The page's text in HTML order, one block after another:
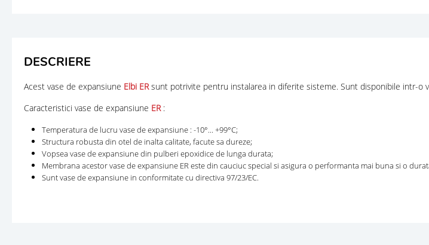
DESCRIERE
Acest vase de expansiune Elbi ER sunt potrivite pentru instalarea in diferite sisteme. Sunt disponibile intr-o
Caracteristici vase de expansiune ER :
Temperatura de lucru vase de expansiune : -10°... +99°C;
Structura robusta din otel de inalta calitate, facute sa dureze;
Vopsea vase de expansiune din pulberi epoxidice de lunga durata;
Membrana acestor vase de expansiune ER este din cauciuc special si asigura o performanta mai buna si o
Sunt vase de expansiune in conformitate cu directiva 97/23/EC.